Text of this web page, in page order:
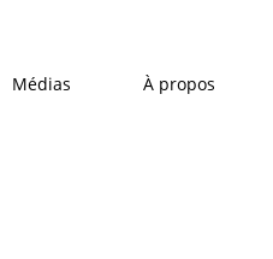
Médias À propos